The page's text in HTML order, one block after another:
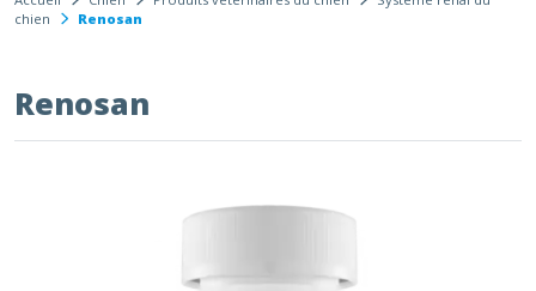
chien
Renosan
Renosan